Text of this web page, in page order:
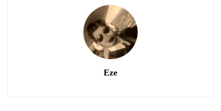
Eze